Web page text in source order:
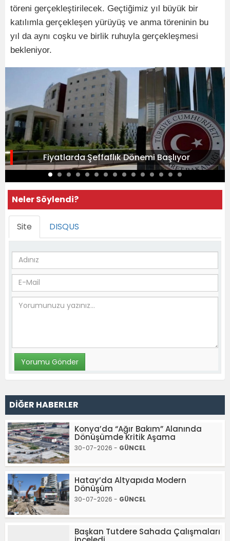
töreni gerçekleştirilecek. Geçtiğimiz yıl büyük bir
katılımla gerçekleşen yürüyüş ve anma töreninin bu
yıl da aynı coşku ve birlik ruhuyla gerçekleşmesi
bekleniyor.
Fiyatlarda Şeffaflık Dönemi Başlıyor
Neler Söylendi?
Site DISQUS
DİĞER HABERLER
Konya’da “Ağır Bakım” Alanında
Dönüşümde Kritik Aşama
30-07-2026 - GÜNCEL
Hatay’da Altyapıda Modern
Dönüşüm
30-07-2026 - GÜNCEL
Başkan Tutdere Sahada Çalışmaları